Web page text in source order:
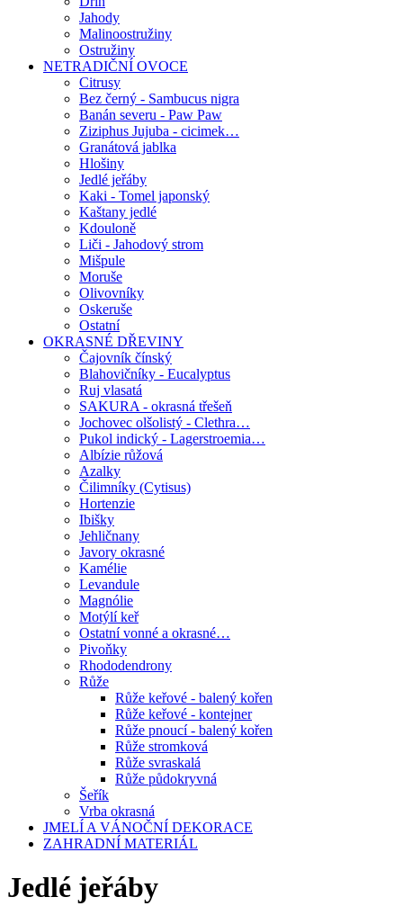
Jahody
Malinoostružiny
Ostružiny
NETRADIČNÍ OVOCE
Citrusy
Bez černý - Sambucus nigra
Banán severu - Paw Paw
Ziziphus Jujuba - cicimek…
Granátová jablka
Hlošiny
Jedlé jeřáby
Kaki - Tomel japonský
Kaštany jedlé
Kdouloně
Liči - Jahodový strom
Mišpule
Moruše
Olivovníky
Oskeruše
Ostatní
OKRASNÉ DŘEVINY
Čajovník čínský
Blahovičníky - Eucalyptus
Ruj vlasatá
SAKURA - okrasná třešeň
Jochovec olšolistý - Clethra…
Pukol indický - Lagerstroemia…
Albízie růžová
Azalky
Čilimníky (Cytisus)
Hortenzie
Ibišky
Jehličnany
Javory okrasné
Kamélie
Levandule
Magnólie
Motýlí keř
Ostatní vonné a okrasné…
Pivoňky
Rhododendrony
Růže
Růže keřové - balený kořen
Růže keřové - kontejner
Růže pnoucí - balený kořen
Růže stromková
Růže svraskalá
Růže půdokryvná
Šeřík
Vrba okrasná
JMELÍ A VÁNOČNÍ DEKORACE
ZAHRADNÍ MATERIÁL
Jedlé jeřáby